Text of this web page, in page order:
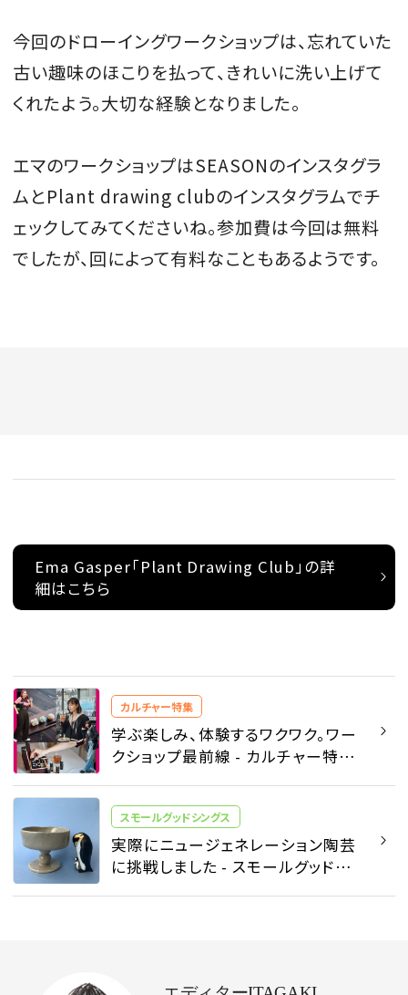
今回のドローイングワークショップは、忘れていた
古い趣味のほこりを払って、きれいに洗い上げて
くれたよう。大切な経験となりました。
エマのワークショップはSEASONのインスタグラ
ムとPlant drawing clubのインスタグラムでチ
ェックしてみてくださいね。参加費は今回は無料
でしたが、回によって有料なこともあるようです。
Ema Gasper「Plant Drawing Club」の詳
細はこちら
カルチャー特集
学ぶ楽しみ、体験するワクワク。ワー
クショップ最前線 - カルチャー特集
スモールグッドシングス
実際にニュージェネレーション陶芸
に挑戦しました - スモールグッドシ